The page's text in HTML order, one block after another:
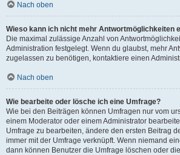
Nach oben
Wieso kann ich nicht mehr Antwortmöglichkeiten
Die maximal zulässige Anzahl von
Administration festgelegt. Wenn du glaubst, mehr
zugelassen zu benötigen, kontaktiere einen
Nach oben
Wie bearbeite oder lösche ich eine Umfrage?
Wie bei den Beiträgen können Umfragen nur vom
einem Moderator oder einem Administrator
Umfrage zu bearbeiten, ändere den ersten Beitrag
immer mit der Umfrage verknüpft. Wenn niemand
dann können Benutzer die Umfrage löschen oder